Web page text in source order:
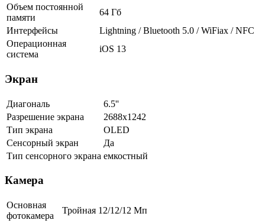
Объем постоянной
памяти
64 Гб
Интерфейсы
Lightning / Bluetooth 5.0 / WiFiax / NFC
Операционная
система
iOS 13
Экран
Диагональ
6.5''
Разрешение экрана
2688x1242
Тип экрана
OLED
Сенсорный экран
Да
Тип сенсорного экрана емкостный
Камера
Основная
фотокамера
Тройная 12/12/12 Мп